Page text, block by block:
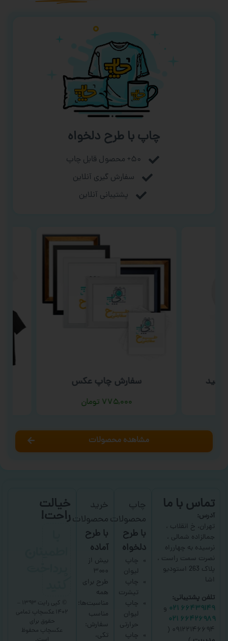
چاپ با طرح دلخواه
۵۰+ محصول قابل چاپ
سفارش گیری آنلاین
پشتیبانی آنلاین
سفارش چاپ عکس
۷۷۵,۰۰۰تومان
مشاهده محصولات
تماس با ما
آدرس:
تهران، خ انقلاب ،
جمالزاده شمالی ،
نرسیده به چهارراه
نصرت سمت راست ،
پلاک 263 استودیو
اشا
تلفن پشتیبانی:
۶۶۴۳۹۱۴۹ ۰۲۱
و
۶۶۴۲۶۹۸۹ ۰۲۱
۰۹۱۲۲۱۴۶۶۹۴ (
چاپ
محصولات
با طرح
دلخواه
چاپ
لیوان
چاپ
تیشرت
چاپ
لیوان
حرارتی
چاپ
خرید
محصولات
با طرح
آماده
بیش از
۳۰۰۰
طرح برای
همه
مناسبت‌ها؛
مناسب
سفارش:
تکی،
خیالت
راحت!
۱۴۰۲ عکسچاپ
تمامی
حقوق برای
عکسچاپ محفوظ